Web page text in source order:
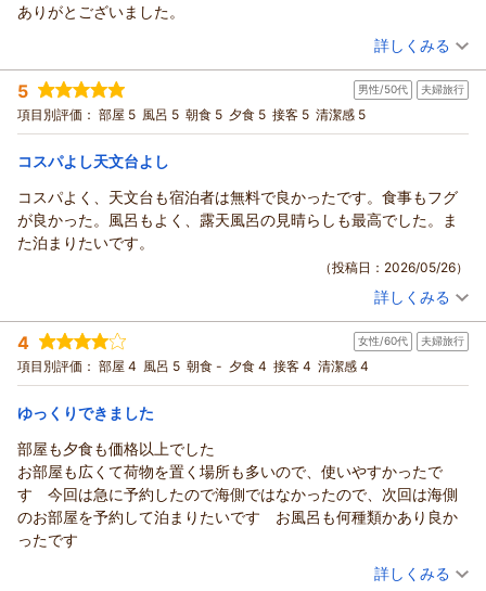
ありがとございました。
（投稿日：2026/06/12）
宿泊時期： 2026年06月宿泊 (一人旅)
投稿者： ブーピンさん
宿泊プラン： 【2食付/スタンダードプラン】見渡す限りの海岸線！日本海の
絶景と温泉露天風呂をリーズナブルに満喫
ツイン 朝・夕
宿泊価格帯： 12,001～13,000円(大人一人あたり/税込)
詳しくみる
5 男性/50代 夫婦旅行
項目別評価： 部屋 5 風呂 5 朝食 5 夕食 5 接客 5 清潔感 5
コスパよし天文台よし
コスパよく、天文台も宿泊者は無料で良かったです。食事もフグ
が良かった。風呂もよく、露天風呂の見晴らしも最高でした。ま
た泊まりたいです。
（投稿日：2026/05/26）
投稿者： Maさん(男性/50代)
宿泊プラン： 【2食付/スタンダードプラン】見渡す限りの海岸線！日本海の
絶景と温泉露天風呂をリーズナブルに満喫
ツイン 朝・夕
宿泊価格帯： 11,001～12,000円(大人一人あたり/税込)
詳しくみる
4 女性/60代 夫婦旅行
項目別評価： 部屋 4 風呂 5 朝食 - 夕食 4 接客 4 清潔感 4
ゆっくりできました
部屋も夕食も価格以上でした
お部屋も広くて荷物を置く場所も多いので、使いやすかったで
す 今回は急に予約したので海側ではなかったので、次回は海側
のお部屋を予約して泊まりたいです お風呂も何種類かあり良か
ったです
（投稿日：2026/03/30）
詳しくみる